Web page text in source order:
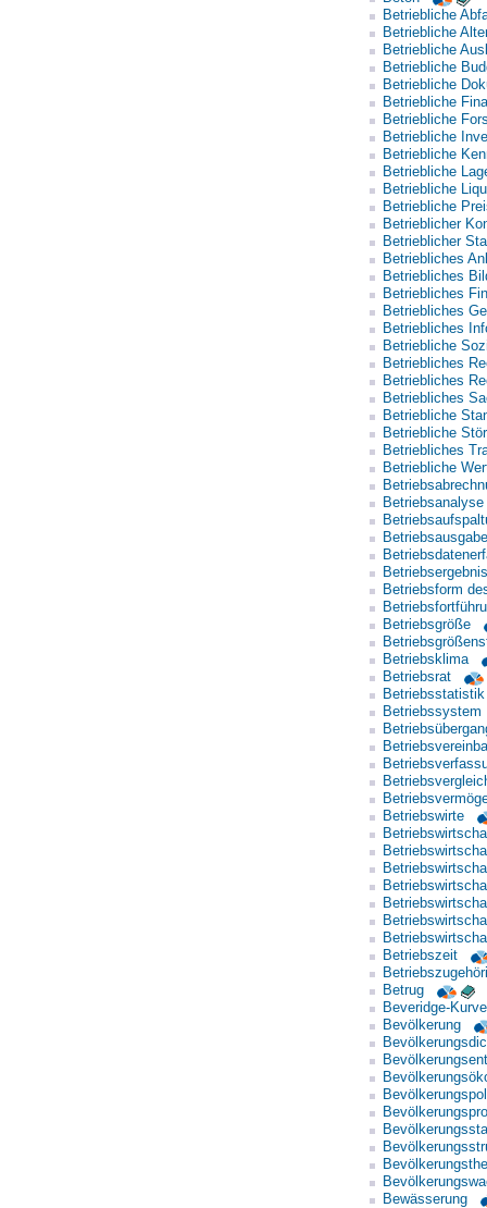
Betriebliche
Betriebliche
Betriebliche
Betriebliche
Betriebliche
Betriebliche
Betriebliche
Betriebliche
Betriebliche
Betriebliche
Betriebliche
Betriebliche
Betrieblicher
Betrieblicher
Betriebliches
Betriebliches
Betriebliches
Betriebliches
Betriebliches
Betriebliche
Betriebliches
Betriebliches
Betriebliches
Betriebliche
Betriebliche
Betriebliches
Betriebliche
Betriebsanalyse
Betriebsergebnis
Betriebsform
Betriebsgröße
Betriebsklima
Betriebsrat
Betriebsstatistik
Betriebssystem
Betriebswirte
Betriebszeit
Betrug
Beveridge-Kurve
Bevölkerung
Bewässerung